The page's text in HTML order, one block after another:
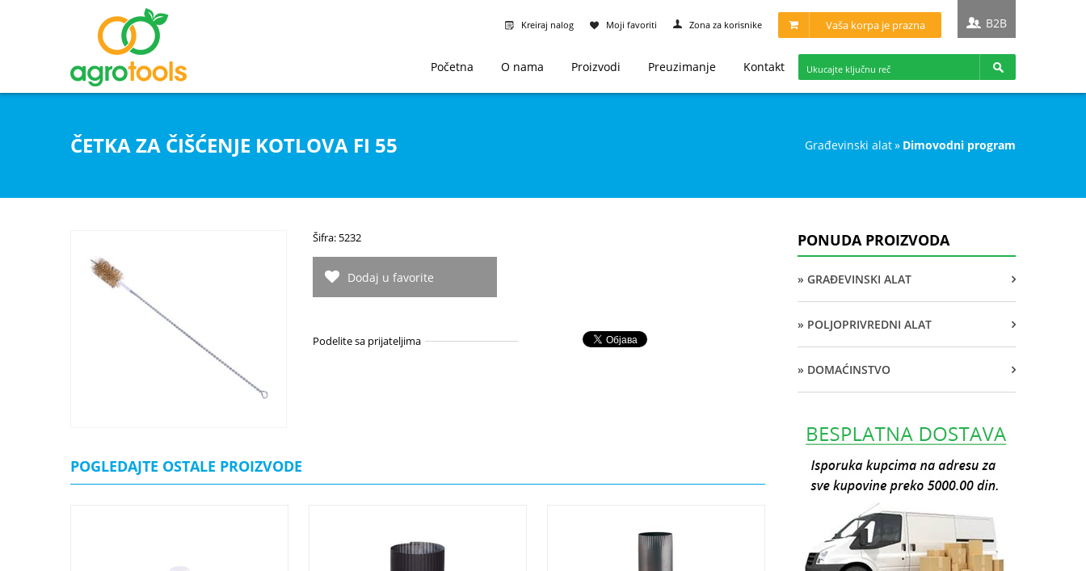
ČETKA ZA ČIŠĆENJE KOTLOVA FI 55 građevinski alat» dimovodni program
Kreiraj nalog Moji favoriti Zona za korisnike Vaša korpa je prazna B2B
Početna O nama Proizvodi Preuzimanje Kontakt
Šifra: 5232
Dodaj u favorite
Podelite sa prijateljima
POGLEDAJTE OSTALE PROIZVODE
PONUDA PROIZVODA
» GRAĐEVINSKI ALAT
» POLJOPRIVREDNI ALAT
» DOMAĆINSTVO